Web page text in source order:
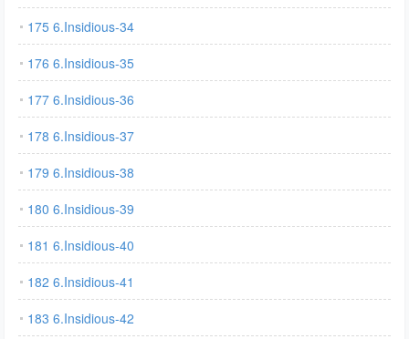
175 6.Insidious-34
176 6.Insidious-35
177 6.Insidious-36
178 6.Insidious-37
179 6.Insidious-38
180 6.Insidious-39
181 6.Insidious-40
182 6.Insidious-41
183 6.Insidious-42